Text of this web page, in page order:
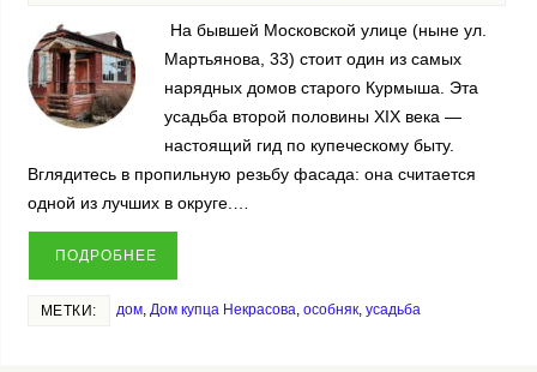
На бывшей Московской улице (ныне ул.
Мартьянова, 33) стоит один из самых
нарядных домов старого Курмыша. Эта
усадьба второй половины XIX века —
настоящий гид по купеческому быту.
Вглядитесь в пропильную резьбу фасада: она считается
одной из лучших в округе.…
ПОДРОБНЕЕ
МЕТКИ: дом, Дом купца Некрасова, особняк, усадьба